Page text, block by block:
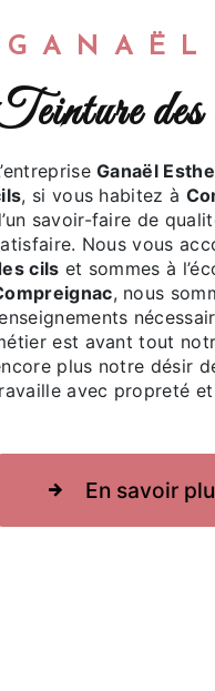
teinture
L’entrepriseGanaël
, si vous habitez à
savoir-faire de
Nous vous
cils et sommes à
, nous
est avant tout
plus notre désir
avec propreté et
En savoir